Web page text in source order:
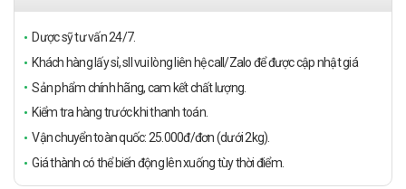
Dược sỹ tư vấn 24/7.
Khách hàng lấy sỉ, sll vui lòng liên hệ call/Zalo để được cập nhật giá
Sản phẩm chính hãng, cam kết chất lượng.
Kiểm tra hàng trước khi thanh toán.
Vận chuyển toàn quốc: 25.000đ/đơn (dưới 2kg).
Giá thành có thể biến động lên xuống tùy thời điểm.